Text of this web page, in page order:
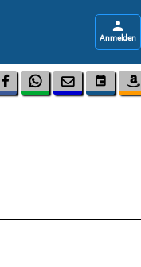

    